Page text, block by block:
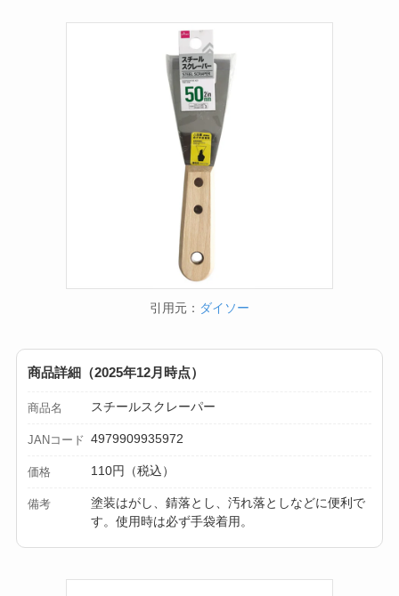
引用元： ダイソー
商品詳細（2025年12月時点）
商品名 スチールスクレーパー
JANコード 4979909935972
価格 110円（税込）
備考
塗装はがし、錆落とし、汚れ落としなどに便利で
す。使用時は必ず手袋着用。